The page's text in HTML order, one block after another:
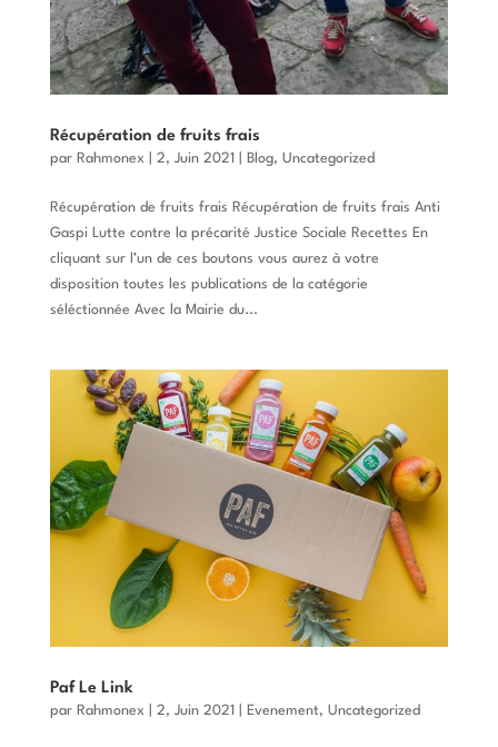
Récupération de fruits frais
par Rahmonex 2, Juin 2021 Blog, Uncategorized
Récupération de fruits frais Récupération de fruits frais Anti
Gaspi Lutte contre la précarité Justice Sociale Recettes En
cliquant sur l’un de ces boutons vous aurez à votre
disposition toutes les publications de la catégorie
séléctionnée Avec la Mairie du...
Paf Le Link
par Rahmonex| 2, Juin 2021 Evenement, Uncategorized